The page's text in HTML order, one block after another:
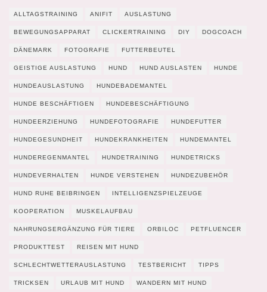
ALLTAGSTRAINING ANIFIT AUSLASTUNG
BEWEGUNGSAPPARAT CLICKERTRAINING DIY DOGCOACH
DÄNEMARK FOTOGRAFIE FUTTERBEUTEL
GEISTIGE AUSLASTUNG HUND HUND AUSLASTEN HUNDE
HUNDEAUSLASTUNG HUNDEBADEMANTEL
HUNDE BESCHÄFTIGEN HUNDEBESCHÄFTIGUNG
HUNDEERZIEHUNG HUNDEFOTOGRAFIE HUNDEFUTTER
HUNDEGESUNDHEIT HUNDEKRANKHEITEN HUNDEMANTEL
HUNDEREGENMANTEL HUNDETRAINING HUNDETRICKS
HUNDEVERHALTEN HUNDE VERSTEHEN HUNDEZUBEHÖR
HUND RUHE BEIBRINGEN INTELLIGENZSPIELZEUGE
KOOPERATION MUSKELAUFBAU
NAHRUNGSERGÄNZUNG FÜR TIERE ORBILOC PETFLUENCER
PRODUKTTEST REISEN MIT HUND
SCHLECHTWETTERAUSLASTUNG TESTBERICHT TIPPS
TRICKSEN URLAUB MIT HUND WANDERN MIT HUND